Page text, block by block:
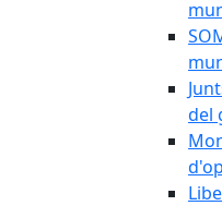
del